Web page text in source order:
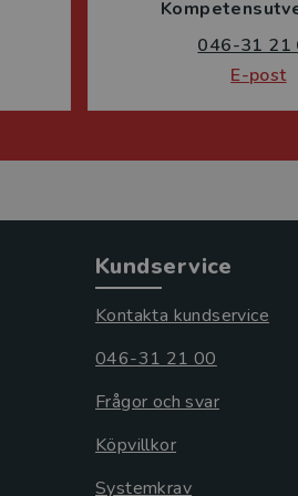
046-31 21
E-post
Kundservice
Kontakta kundservice
046-31 21 00
Frågor och svar
Köpvillkor
Systemkrav